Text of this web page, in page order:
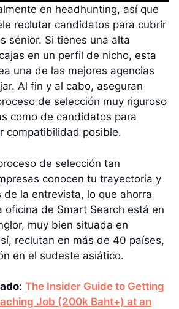
en headhunting, así que
reclutar candidatos para cubrir
sénior. Si tienes una alta
en un perfil de nicho, esta
una de las mejores agencias
Al fin y al cabo, aseguran
de selección muy riguroso
como de candidatos para
compatibilidad posible.
de selección tan
conocen tu trayectoria y
de la entrevista, lo que ahorra
oficina de Smart Search está en
muy bien situada en
reclutan en más de 40 países,
en el sudeste asiático.
: The Insider Guide to Getting
Job (200k Baht+) at an